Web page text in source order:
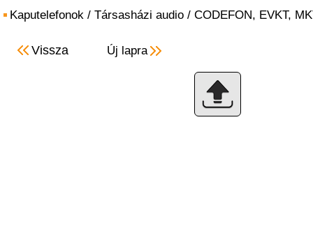
Kaputelefonok / Társasházi audio / CODEFON, EVKT,
Vissza Új lapra